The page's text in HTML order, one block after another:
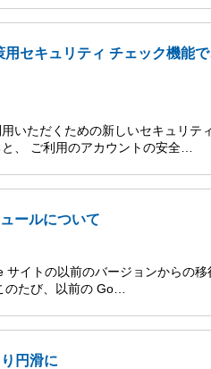
セキュリティ チェック機能
いただくための新しいセキュリテ
、 ご利用のアカウントの安全…
ールについて
イトの以前のバージョンからの
たび、以前の Go…
円滑に